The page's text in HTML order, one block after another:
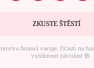
ZKUSTE ŠTĚSTÍ
financí varuje: Účastí na
vzniknout závislost ⑱